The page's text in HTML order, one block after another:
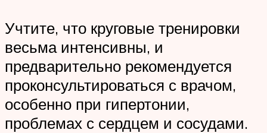
Учтите, что круговые тренировки
весьма интенсивны, и
предварительно рекомендуется
проконсультироваться с врачом,
особенно при гипертонии,
проблемах с сердцем и сосудами.